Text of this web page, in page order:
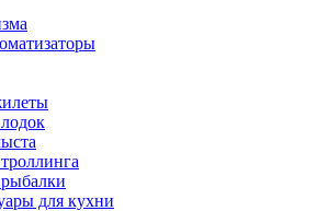
для кухни